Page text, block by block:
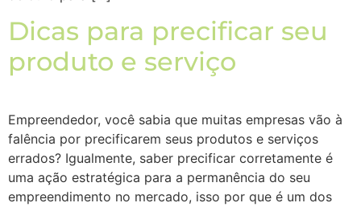
Dicas para precificar seu
produto e serviço
Empreendedor, você sabia que muitas empresas vão à
falência por precificarem seus produtos e serviços
errados? Igualmente, saber precificar corretamente é
uma ação estratégica para a permanência do seu
empreendimento no mercado, isso por que é um dos